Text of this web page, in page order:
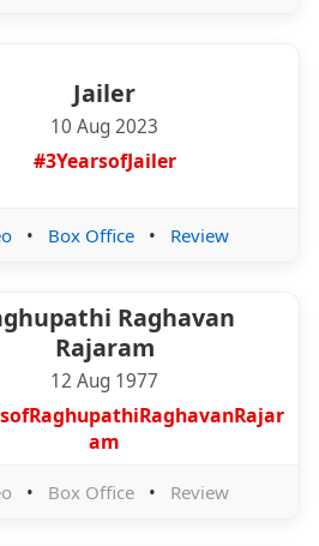
Jailer
10 Aug 2023
#3YearsofJailer
• Box Office • Review
Raghavan
Rajaram
12 Aug 1977
am
• Box Office • Review